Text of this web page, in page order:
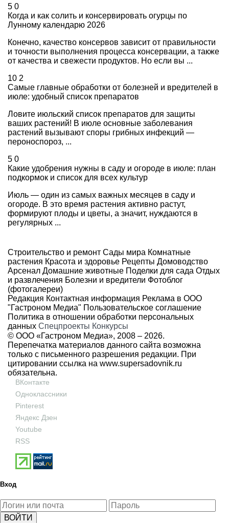
5 0
Когда и как солить и консервировать огурцы по
Лунному календарю 2026
Конечно, качество консервов зависит от правильности
и точности выполнения процесса консервации, а также
от качества и свежести продуктов. Но если вы ...
10 2
Самые главные обработки от болезней и вредителей в
июле: удобный список препаратов
Ловите июльский список препаратов для защиты
ваших растений! В июле основные заболевания
растений вызывают споры грибных инфекций —
пероноспороз, ...
5 0
Какие удобрения нужны в саду и огороде в июле: план
подкормок и список для всех культур
Июль — один из самых важных месяцев в саду и
огороде. В это время растения активно растут,
формируют плоды и цветы, а значит, нуждаются в
регулярных ...
Строительство и ремонт Сады мира Комнатные
растения Красота и здоровье Рецепты Домоводство
Арсенал Домашние животные Поделки для сада Отдых
и развлечения Болезни и вредители Фотоблог
(фотогалереи)
Редакция Контактная информация Реклама в ООО
"Гастроном Медиа" Пользовательское соглашение
Политика в отношении обработки персональных
данных Спецпроекты Конкурсы
© ООО «Гастроном Медиа», 2008 – 2026.
Перепечатка материалов данного сайта возможна
только с письменного разрешения редакции. При
цитировании ссылка на www.supersadovnik.ru
обязательна.
ВКонтакте
Одноклассники
Pinterest
Яндекс Дзен
Youtube
RSS
Вход